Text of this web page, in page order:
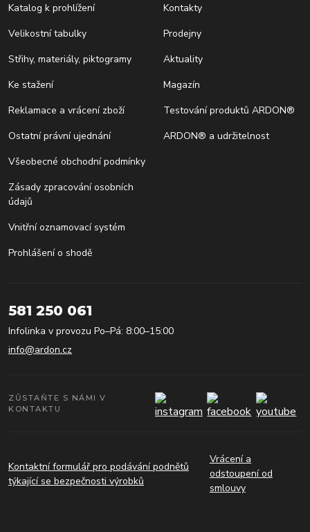
Katalog k prohlížení
Velikostní tabulky
Střihy, materiály, piktogramy
Ke stažení
Reklamace a vrácení zboží
Ostatní právní ujednání
Všeobecné obchodní podmínky
Zásady zpracování osobních
údajů
Vnitřní oznamovací systém
Prohlášení o shodě
Kontakty
Prodejny
Aktuality
Magazín
Testování produktů ARDON®
ARDON® a udržitelnost
581 250 061
Infolinka v provozu Po–Pá: 8:00–15:00
info@ardon.cz
ZŮSTAŇTE S NÁMI V
KONTAKTU
Kontaktní formulář pro podávání podnětů
týkající se bezpečnosti výrobků
Vrácení a
odstoupení od
smlouvy